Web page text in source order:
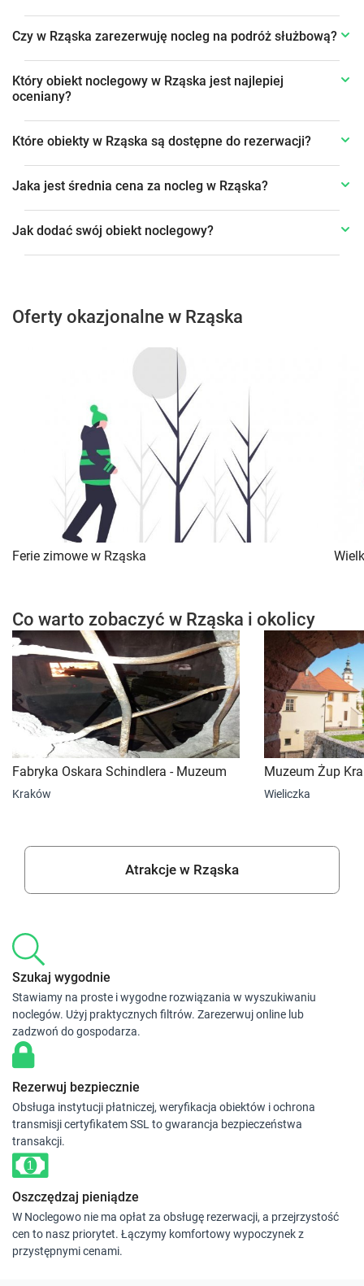
Czy w Rząska zarezerwuję nocleg na podróż służbową?
Który obiekt noclegowy w Rząska jest najlepiej
oceniany?
Które obiekty w Rząska są dostępne do rezerwacji?
Jaka jest średnia cena za nocleg w Rząska?
Jak dodać swój obiekt noclegowy?
Oferty okazjonalne w Rząska
Ferie zimowe w Rząska
Co warto zobaczyć w Rząska i okolicy
Fabryka Oskara Schindlera - Muzeum
Kraków
Muzeum Żup
Wieliczka
Atrakcje w Rząska
Szukaj wygodnie
Stawiamy na proste i wygodne rozwiązania w wyszukiwaniu
noclegów. Użyj praktycznych filtrów. Zarezerwuj online lub
zadzwoń do gospodarza.
Rezerwuj bezpiecznie
Obsługa instytucji płatniczej, weryfikacja obiektów i ochrona
transmisji certyfikatem SSL to gwarancja bezpieczeństwa
transakcji.
Oszczędzaj pieniądze
W Noclegowo nie ma opłat za obsługę rezerwacji, a przejrzystość
cen to nasz priorytet. Łączymy komfortowy wypoczynek z
przystępnymi cenami.